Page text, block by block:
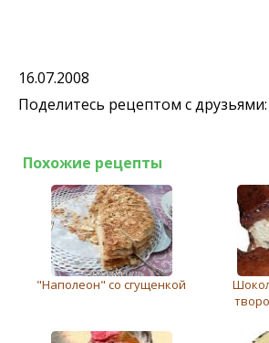
16.07.2008
Поделитесь рецептом с друзьями:
Похожие рецепты
"Наполеон" со сгущенкой